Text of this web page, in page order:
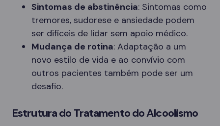
Sintomas de abstinência: Sintomas como
tremores, sudorese e ansiedade podem
ser difíceis de lidar sem apoio médico.
Mudança de rotina: Adaptação a um
novo estilo de vida e ao convívio com
outros pacientes também pode ser um
desafio.
Estrutura do Tratamento do Alcoolismo